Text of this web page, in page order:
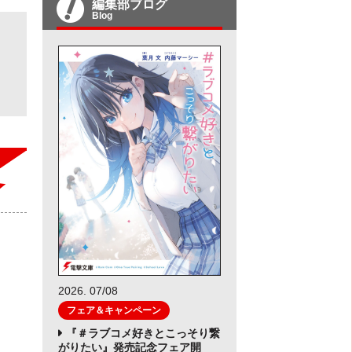
編集部ブログ
Blog
2026. 07/08
フェア＆キャンペーン
『＃ラブコメ好きとこっそり繋
がりたい』発売記念フェア開